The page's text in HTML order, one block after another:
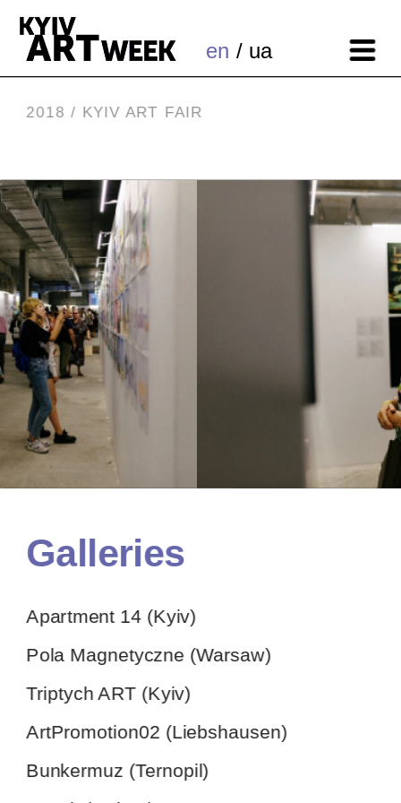
2018 / KYIV ART FAIR
Galleries
Apartment 14 (Kyiv)
Pola Magnetyczne (Warsaw)
Triptych ART (Kyiv)
ArtPromotion02 (Liebshausen)
Bunkermuz (Ternopil)
en / ua